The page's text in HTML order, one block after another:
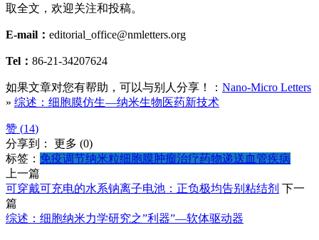
取全文，欢迎关注和投稿。
E-mail： editorial_office@nmletters.org
Tel： 86-21-34207624
如果文章对您有帮助，可以与别人分享！： Nano-Micro Letters
» 综述：细胞膜仿生—纳米生物医药新技术
赞 (14)
分享到： 更多 (0)
标签： 免疫调节纳米粒细胞膜肿瘤治疗药物递送 血管疾病
上一篇
可穿戴可充电的水系钠离子电池：正负极均告别粘结剂 下一
篇
综述：细胞纳米力学研究之”利器”—软体驱动器